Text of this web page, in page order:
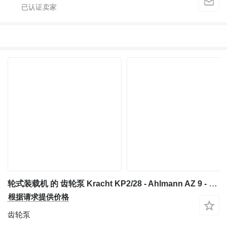
轮式装载机 的 齿轮泵 Kracht KP2/28 - Ahlmann AZ 9 - Gearpump
根据请求提供价格
齿轮泵